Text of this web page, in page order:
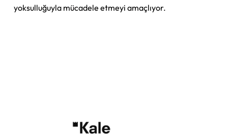
yoksulluğuyla mücadele etmeyi amaçlıyor.